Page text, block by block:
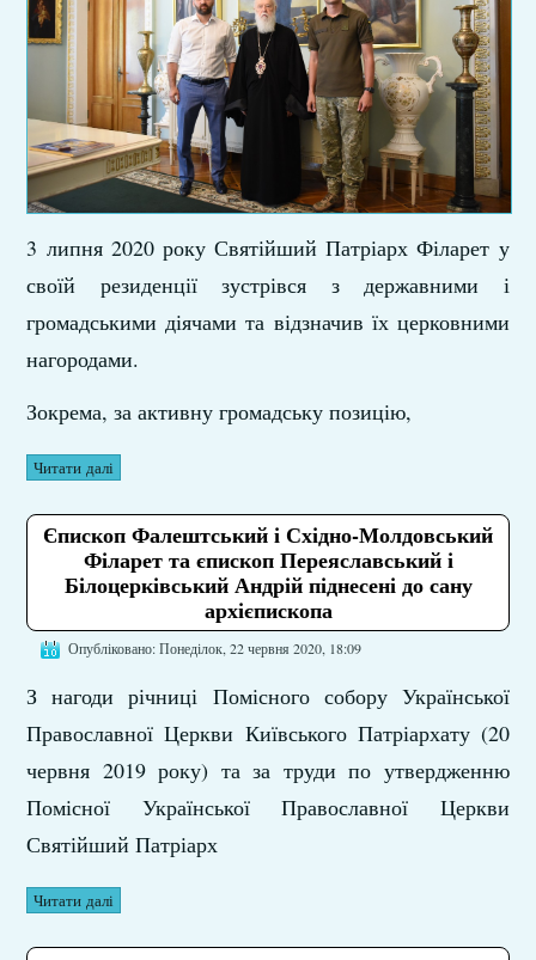
3 липня 2020 року Святійший Патріарх Філарет у
своїй резиденції зустрівся з державними і
громадськими діячами та відзначив їх церковними
нагородами.
Зокрема, за активну громадську позицію,
Читати далі
Єпископ Фалештський і Східно-Молдовський
Філарет та єпископ Переяславський і
Білоцерківський Андрій піднесені до сану
архієпископа
Опубліковано: Понеділок, 22 червня 2020, 18:09
З нагоди річниці Помісного собору Української
Православної Церкви Київського Патріархату (20
червня 2019 року) та за труди по утвердженню
Помісної Української Православної Церкви
Святійший Патріарх
Читати далі